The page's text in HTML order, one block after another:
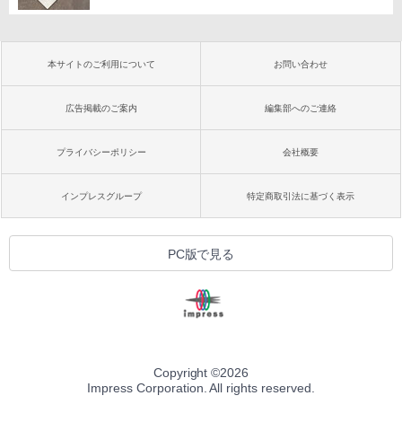
本サイトのご利用について お問い合わせ
広告掲載のご案内 編集部へのご連絡
プライバシーポリシー 会社概要
インプレスグループ 特定商取引法に基づく表示
PC版で見る
Copyright ©2026
Impress Corporation. All rights reserved.